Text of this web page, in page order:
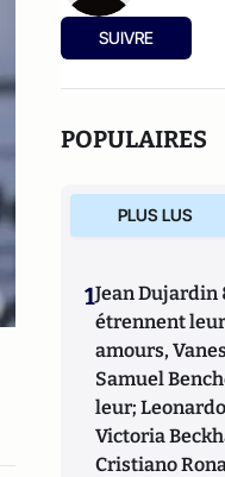
SUIVRE
POPULAIRES
PLUS LUS
1Jean Dujardin
étrennent
amours,
Samuel
leur;
Victoria
Cristiano